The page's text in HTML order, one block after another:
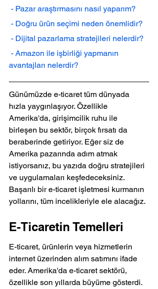
- Pazar araştırmasını nasıl yaparım?
- Doğru ürün seçimi neden önemlidir?
- Dijital pazarlama stratejileri nelerdir?
avantajları nelerdir?
Günümüzde e-ticaret tüm dünyada
hızla yaygınlaşıyor. Özellikle
Amerika'da, girişimcilik ruhu ile
birleşen bu sektör, birçok fırsatı da
beraberinde getiriyor. Eğer siz de
Amerika pazarında adım atmak
istiyorsanız, bu yazıda doğru stratejileri
ve uygulamaları keşfedeceksiniz.
Başarılı bir e-ticaret işletmesi kurmanın
yollarını, tüm incelikleriyle ele alacağız.
E-Ticaretin Temelleri
E-ticaret, ürünlerin veya hizmetlerin
internet üzerinden alım satımını ifade
eder. Amerika'da e-ticaret sektörü,
özellikle son yıllarda büyüme gösterdi.